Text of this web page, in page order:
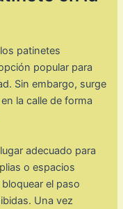
patinetes
popular para
Sin embargo, surge
la calle de forma
adecuado para
o espacios
el paso
Una vez